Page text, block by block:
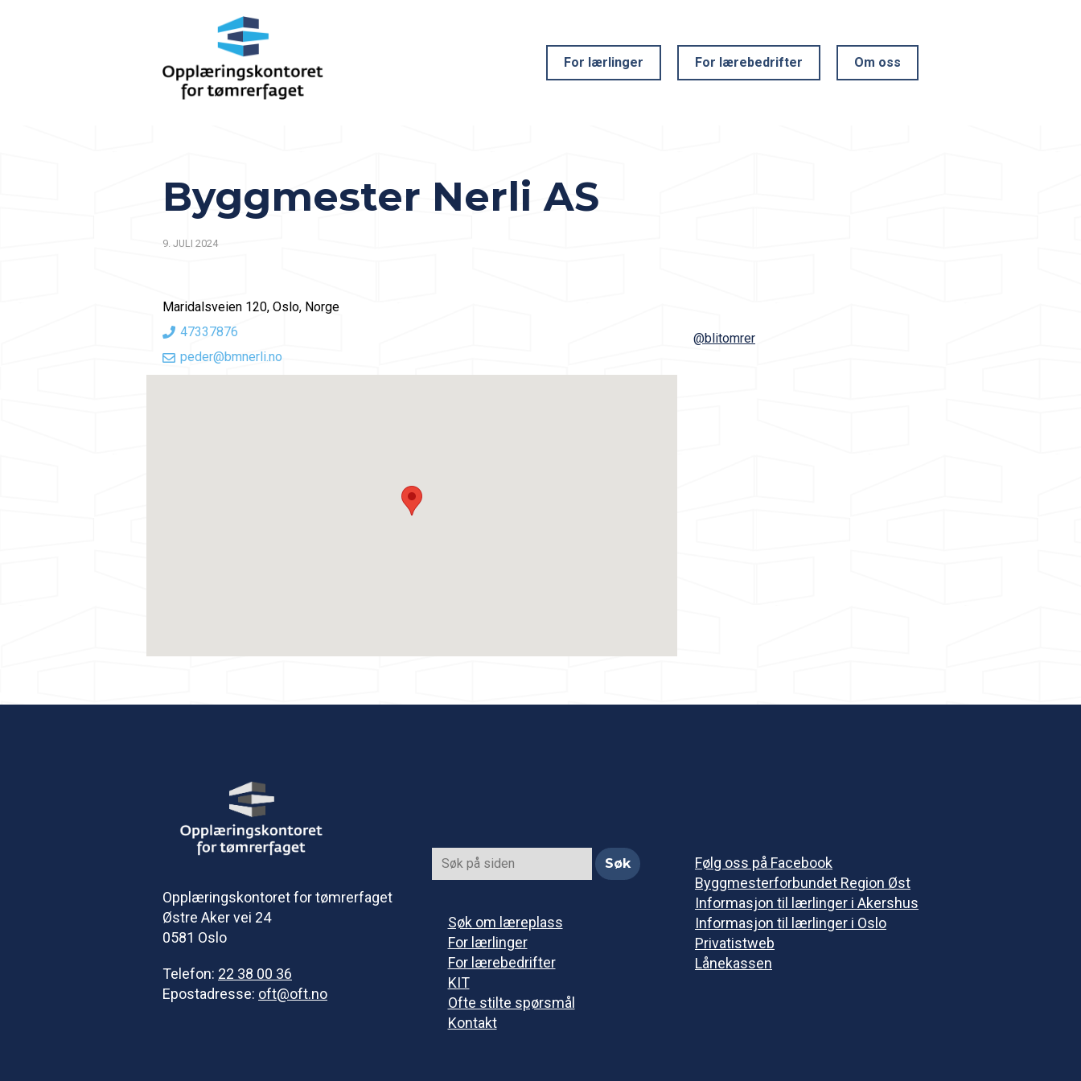
For lærlinger For lærebedrifter Om oss
Byggmester Nerli AS
9. JULI 2024
Maridalsveien 120, Oslo, Norge
47337876
peder@bmnerli.no
@blitomrer
Opplæringskontoret for tømrerfaget
Østre Aker vei 24
0581 Oslo
Telefon: 22 38 00 36
Epostadresse: oft@oft.no
Søk om læreplass
For lærlinger
For lærebedrifter
KIT
Ofte stilte spørsmål
Kontakt
Følg oss på Facebook
Byggmesterforbundet Region Øst
Informasjon til lærlinger i Akershus
Informasjon til lærlinger i Oslo
Privatistweb
Lånekassen